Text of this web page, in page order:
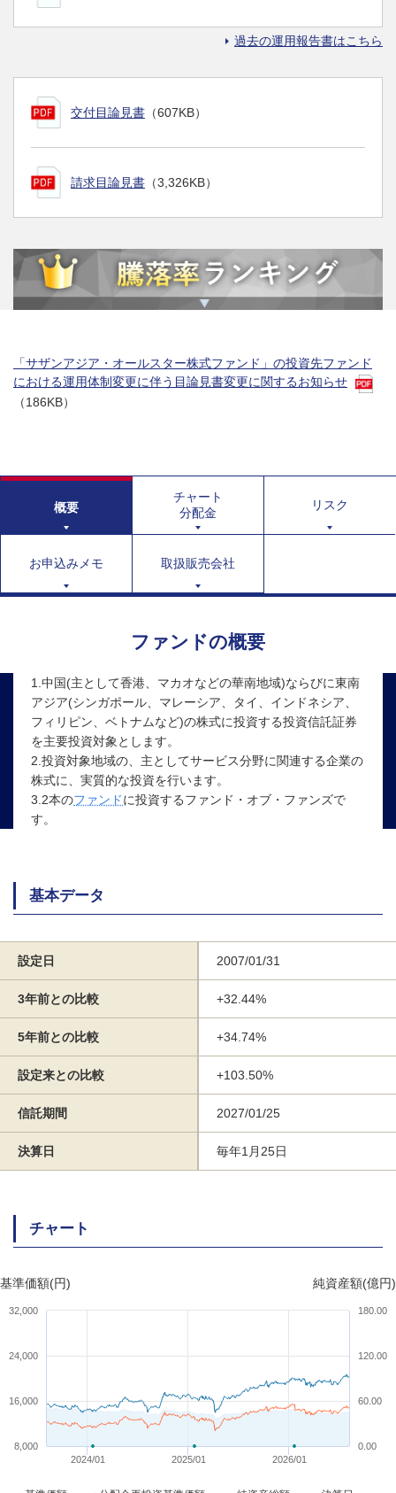
過去の運用報告書はこちら
交付目論見書 （607KB）
請求目論見書 （3,326KB）
「サザンアジア・オールスター株式ファンド」の投資先ファンド
における運用体制変更に伴う目論見書変更に関するお知らせ
（186KB）
概要
チャート
分配金
リスク
お申込みメモ 取扱販売会社
ファンドの概要
1.中国(主として香港、マカオなどの華南地域)ならびに東南
アジア(シンガポール、マレーシア、タイ、インドネシア、
フィリピン、ベトナムなど)の株式に投資する投資信託証券
を主要投資対象とします。
2.投資対象地域の、主としてサービス分野に関連する企業の
株式に、実質的な投資を行います。
3.2本のファンドに投資するファンド・オブ・ファンズで
す。
基本データ
設定日 2007/01/31
3年前との比較 +32.44%
5年前との比較 +34.74%
設定来との比較 +103.50%
信託期間 2027/01/25
決算日 毎年1月25日
チャート
基準価額(円) 純資産額(億円)
2024/01 2025/01 2026/01
8,000
16,000
24,000
32,000
0.00
60.00
120.00
180.00